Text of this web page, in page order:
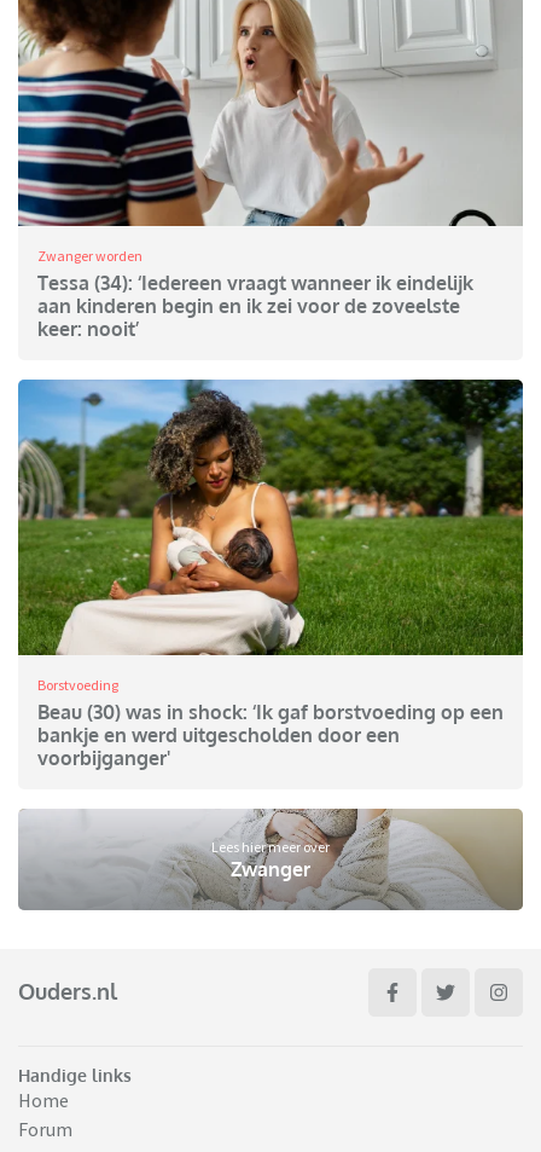
Zwanger worden
Tessa (34): ‘Iedereen vraagt wanneer ik eindelijk
aan kinderen begin en ik zei voor de zoveelste
keer: nooit’
Borstvoeding
Beau (30) was in shock: ‘Ik gaf borstvoeding op een
bankje en werd uitgescholden door een
voorbijganger'
Lees hier meer over
Zwanger
Ouders.nl
Handige links
Home
Forum